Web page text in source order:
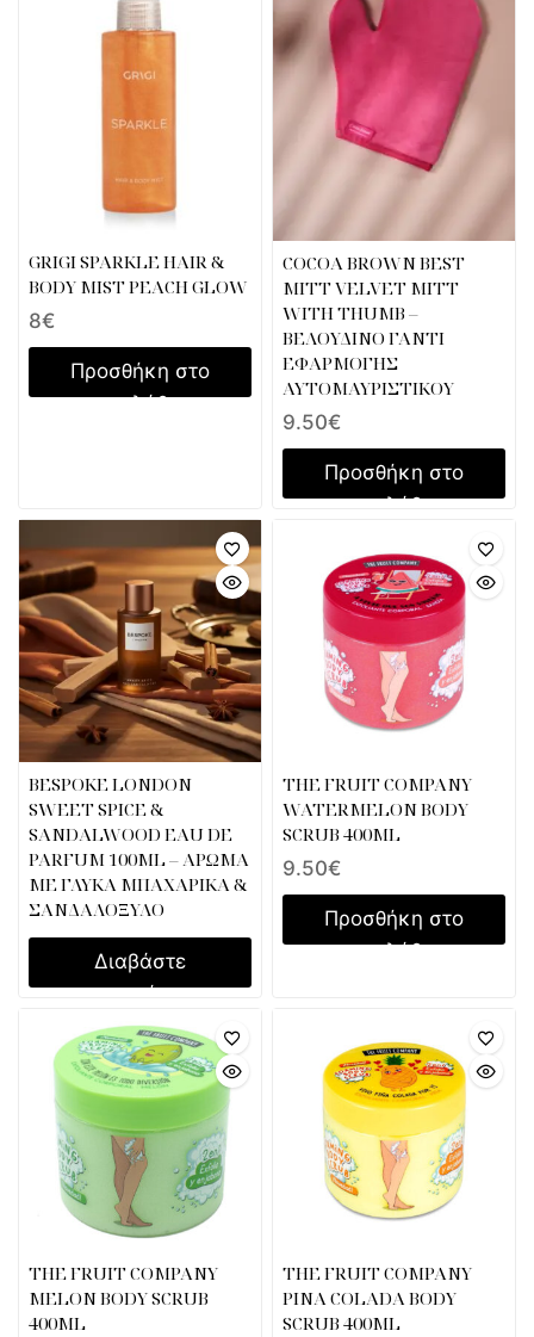
GRIGI SPARKLE HAIR &
BODY MIST PEACH GLOW
8€
Προσθήκη στο
καλάθι
COCOA BROWN BEST
MITT VELVET MITT
WITH THUMB –
ΒΕΛΟΥΔΙΝΟ ΓΑΝΤΙ
ΕΦΑΡΜΟΓΗΣ
ΑΥΤΟΜΑΥΡΙΣΤΙΚΟΥ
9.50€
Προσθήκη στο
καλάθι
BESPOKE LONDON
SWEET SPICE &
SANDALWOOD EAU DE
PARFUM 100ML – ΑΡΩΜΑ
ΜΕ ΓΛΥΚΑ ΜΠΑΧΑΡΙΚΑ &
ΣΑΝΔΑΛΟΞΥΛΟ
Διαβάστε
περισσότερα
THE FRUIT COMPANY
WATERMELON BODY
SCRUB 400ML
9.50€
Προσθήκη στο
καλάθι
THE FRUIT COMPANY
MELON BODY SCRUB
400ML
THE FRUIT COMPANY
PINA COLADA BODY
SCRUB 400ML